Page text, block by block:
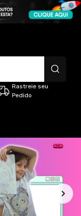
Rastreie seu
Pedido